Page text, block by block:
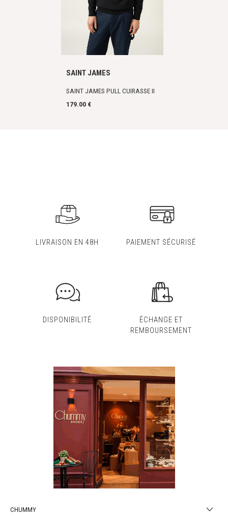
SAINT JAMES
SAINT JAMES PULL CUIRASSE II
179.00 €
LIVRAISON EN 48H PAIEMENT SÉCURISÉ
DISPONIBILITÉ
ÉCHANGE ET
REMBOURSEMENT
CHUMMY